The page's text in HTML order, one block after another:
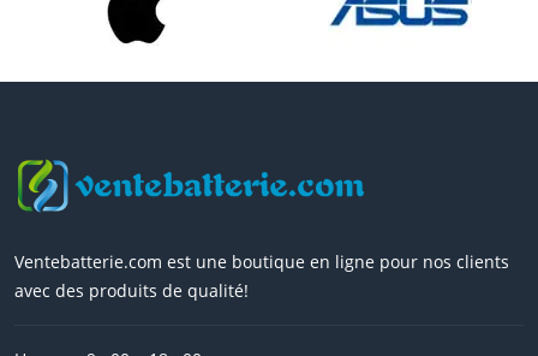
Ventebatterie.com est une boutique en ligne pour nos clients
avec des produits de qualité!